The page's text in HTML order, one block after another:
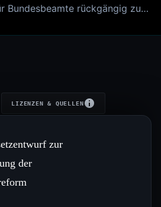
Bundesbeamte rückgängig zu…
LIZENZEN & QUELLEN
zur
der